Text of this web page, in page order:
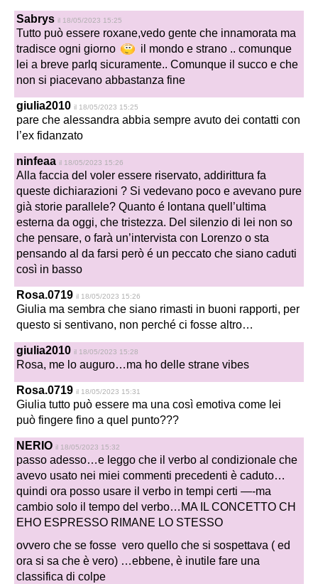
Sabrys il 18/05/2023 15:25
Tutto può essere roxane,vedo gente che innamorata ma
tradisce ogni giorno
il mondo e strano .. comunque
lei a breve parlq sicuramente.. Comunque il succo e che
non si piacevano abbastanza fine
giulia2010 il 18/05/2023 15:25
pare che alessandra abbia sempre avuto dei contatti con
l’ex fidanzato
ninfeaa il 18/05/2023 15:26
Alla faccia del voler essere riservato, addirittura fa
queste dichiarazioni ? Si vedevano poco e avevano pure
già storie parallele? Quanto é lontana quell’ultima
esterna da oggi, che tristezza. Del silenzio di lei non so
che pensare, o farà un’intervista con Lorenzo o sta
pensando al da farsi però é un peccato che siano caduti
così in basso
Rosa.0719 il 18/05/2023 15:26
Giulia ma sembra che siano rimasti in buoni rapporti, per
questo si sentivano, non perché ci fosse altro…
giulia2010 il 18/05/2023 15:28
Rosa, me lo auguro…ma ho delle strane vibes
Rosa.0719 il 18/05/2023 15:31
Giulia tutto può essere ma una così emotiva come lei
può fingere fino a quel punto???
NERIO il 18/05/2023 15:32
passo adesso…e leggo che il verbo al condizionale che
avevo usato nei miei commenti precedenti è caduto…
quindi ora posso usare il verbo in tempi certi —-ma
cambio solo il tempo del verbo…MA IL CONCETTO CH
EHO ESPRESSO RIMANE LO STESSO
ovvero che se fosse vero quello che si sospettava ( ed
ora si sa che è vero) …ebbene, è inutile fare una
classifica di colpe